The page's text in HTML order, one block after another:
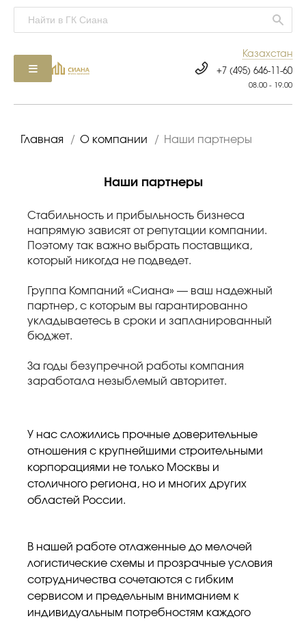
Казахстан
+7 (495) 646-11-60
08.00 - 19.00
Главная / О компании / Наши партнеры
Наши партнеры
Стабильность и прибыльность бизнеса
напрямую зависят от репутации компании.
Поэтому так важно выбрать поставщика,
который никогда не подведет.
Группа Компаний «Сиана» — ваш надежный
партнер, с которым вы гарантированно
укладываетесь в сроки и запланированный
бюджет.
За годы безупречной работы компания
заработала незыблемый авторитет.
У нас сложились прочные доверительные
отношения с крупнейшими строительными
корпорациями не только Москвы и
столичного региона, но и многих других
областей России.
В нашей работе отлаженные до мелочей
логистические схемы и прозрачные условия
сотрудничества сочетаются с гибким
сервисом и предельным вниманием к
индивидуальным потребностям каждого